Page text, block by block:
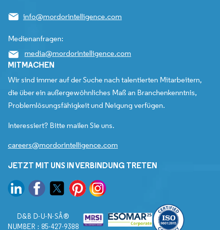
info@mordorintelligence.com
Medienanfragen:
media@mordorintelligence.com
MITMACHEN
Wir sind immer auf der Suche nach talentierten Mitarbeitern,
die über ein außergewöhnliches Maß an Branchenkenntnis,
Problemlösungsfähigkeit und Neigung verfügen.
Interessiert? Bitte mailen Sie uns.
careers@mordorintelligence.com
JETZT MIT UNS IN VERBINDUNG TRETEN
D&B D-U-N-SÂ®
NUMBER : 85-427-9388